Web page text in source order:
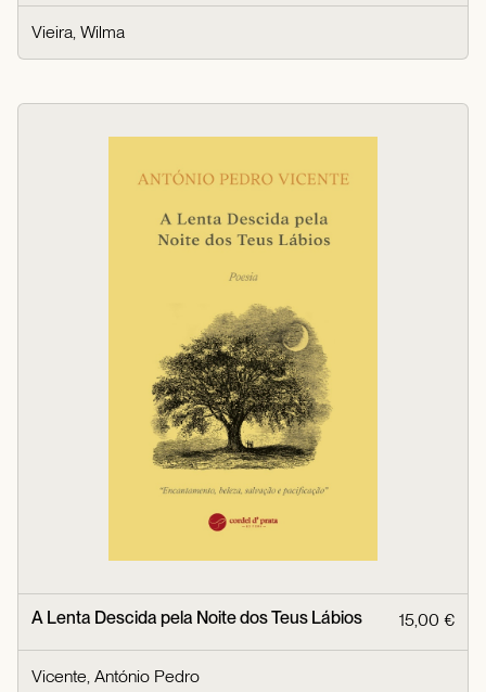
Vieira, Wilma
A Lenta Descida pela Noite dos Teus Lábios 15,00 €
Vicente, António Pedro